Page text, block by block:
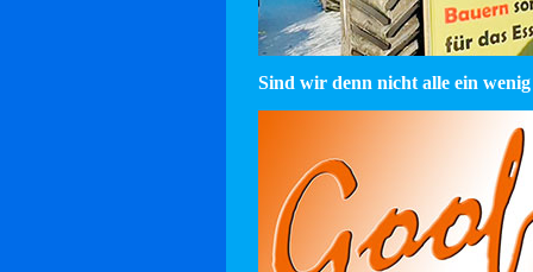
Sind wir denn nicht alle ein wenig